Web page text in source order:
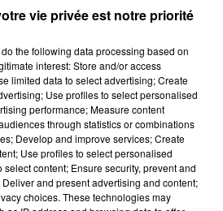
DE REIMS FERME
du centre-ville
JouéClub est contraint de
vie privée est notre priorité
do the following data processing based on
interest: Store and/or access
limited data to select advertising; Create
Use profiles to select personalised
performance; Measure content
through statistics or combinations
Develop and improve services; Create
Use profiles to select personalised
content; Ensure security, prevent and
and present advertising and content;
choices. These technologies may